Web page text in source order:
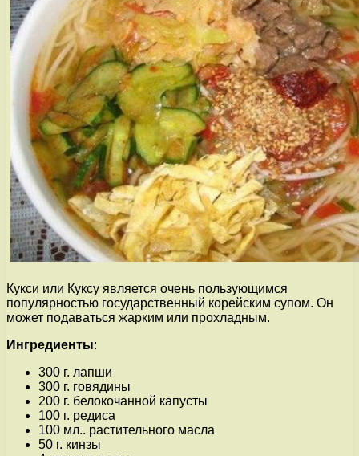
Кукси или Куксу является очень пользующимся
популярностью государственный корейским супом. Он
может подаваться жарким или прохладным.
Ингредиенты:
300 г. лапши
300 г. говядины
200 г. белокочанной капусты
100 г. редиса
100 мл.. растительного масла
50 г. кинзы